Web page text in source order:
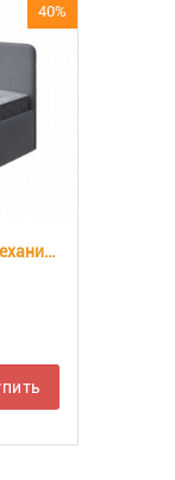
40%
Кровать Bruno с подъемным механизмом